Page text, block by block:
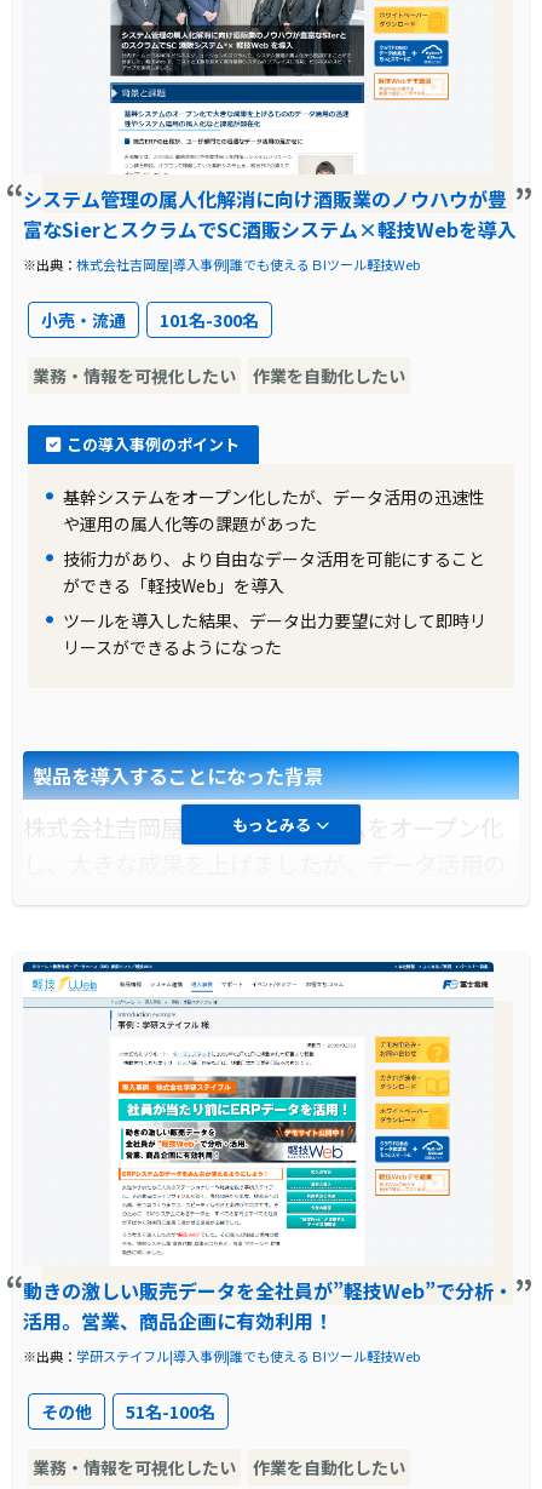
導入前に企業が抱えていた課題
エア・ウォーター株式会社は、急速な成長と拡
大を続ける中で、データ活用のニーズが高まっ
ていました。社内からのデータ抽出の依頼がシ
ステム運用部隊に集中し、システム部門が本来
の業務以外のユーザ対応を行わざるを得なくな
っていました。このため、エンドユーザが必要
なデータを自ら検索できる仕組みの導入が求め
エア・ウォーター株式会社は、エンドユーザが
自らデータを手軽に検索できるツールの導入を
検討しました。その結果、比較的簡単に導入で
き、エンドユーザが扱いやすい「軽技Web」の
採用が決定されました。このツールは、エンド
ユーザの利便性向上を目的としており、システ
製品の導入により改善した業務
「軽技Web」の導入により、エア・ウォーター
株式会社のエンドユーザは、日常の業務におい
うになりました。特に、産業ガス分野の営業部
す。また、経理部門でも「軽技Web」が実用的
なツールとして活用されており、データ検索の
速度が向上し、報告の密度も高まっています。
システム管理の属人化解消に向け酒販業のノウハウが豊
富なSierとスクラムでSC酒販システム×軽技Webを導入
※出典：株式会社吉岡屋|導入事例|誰でも使えるＢIツール軽技Web
小売・流通 101名-300名
業務・情報を可視化したい 作業を自動化したい
この導入事例のポイント
基幹システムをオープン化したが、データ活用の迅速性
や運用の属人化等の課題があった
技術力があり、より自由なデータ活用を可能にすること
ができる「軽技Web」を導入
ツールを導入した結果、データ出力要望に対して即時リ
リースができるようになった
もっとみる
製品を導入することになった背景
株式会社吉岡屋は、基幹システムをオープン化
迅速性不足やシステム運用の属人化など新たな
ユーザ部門でのデータ活用を妨げ、迅速なリリ
ースが困難であるという問題がありました。こ
れにより、現場での即時対応が求められる状況
で、データ活用のニーズに応えることができな
いという状況が生じていました。
導入前に企業が抱えていた課題
株式会社吉岡屋の課題は、システムの属人化と
本化によりデータは一元管理されたものの、シ
ステムの運用と管理が特定の担当者に依存す
まっていました。また、新しい機能のリリース
や既存機能の変更にはプログラミング修正が必
動きの激しい販売データを全社員が”軽技Web”で分析・
活用。営業、商品企画に有効利用！
※出典：学研ステイフル|導入事例|誰でも使えるＢIツール軽技Web
その他 51名-100名
業務・情報を可視化したい 作業を自動化したい